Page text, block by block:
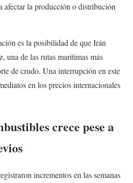
afectar la producción o distribución
es la posibilidad de que Irán
una de las rutas marítimas más
de crudo. Una interrupción en este
en los precios internacionales
crece pese a
incrementos en las semanas